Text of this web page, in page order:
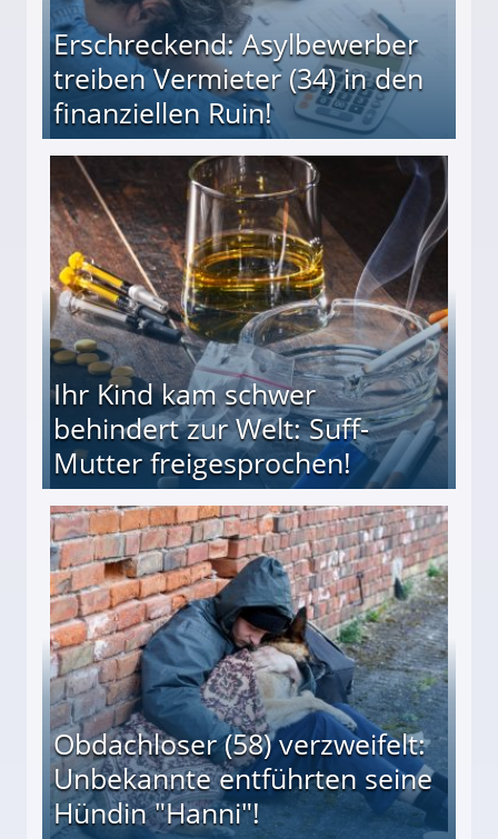
Erschreckend: Asylbewerber
treiben Vermieter (34) in den
finanziellen Ruin!
(34) in den finanziellen Ruin!
Ihr Kind kam schwer
behindert zur Welt: Suff-
Mutter freigesprochen!
Mutter freigesprochen!
Obdachloser (58) verzweifelt:
Unbekannte entführten seine
Hündin "Hanni"!